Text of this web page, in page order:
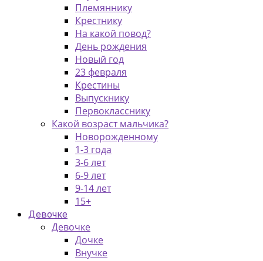
Племяннику
Крестнику
На какой повод?
День рождения
Новый год
23 февраля
Крестины
Выпускнику
Первокласснику
Какой возраст мальчика?
Новорожденному
1-3 года
3-6 лет
6-9 лет
9-14 лет
15+
Девочке
Девочке
Дочке
Внучке